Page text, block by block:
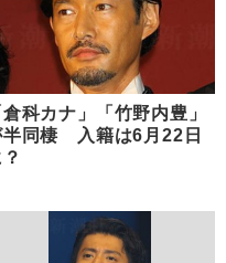
倉科カナ」「竹野内豊」
半同棲 入籍は6月22日